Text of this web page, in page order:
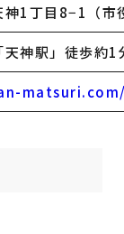
神1丁目8−1（市
天神駅」徒歩約1